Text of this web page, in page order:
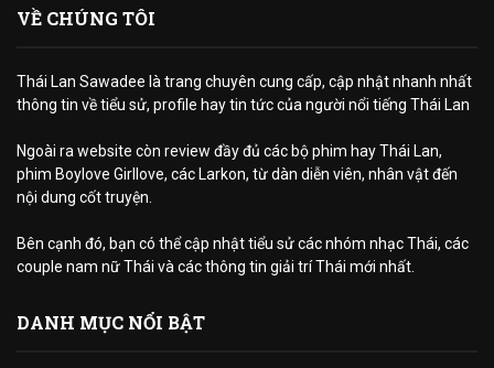
VỀ CHÚNG TÔI
Thái Lan Sawadee là trang chuyên cung cấp, cập nhật nhanh nhất
thông tin về tiểu sử, profile hay tin tức của người nổi tiếng Thái Lan
Ngoài ra website còn review đầy đủ các bộ phim hay Thái Lan,
phim Boylove Girllove, các Larkon, từ dàn diễn viên, nhân vật đến
nội dung cốt truyện.
Bên cạnh đó, bạn có thể cập nhật tiểu sử các nhóm nhạc Thái, các
couple nam nữ Thái và các thông tin giải trí Thái mới nhất.
DANH MỤC NỔI BẬT